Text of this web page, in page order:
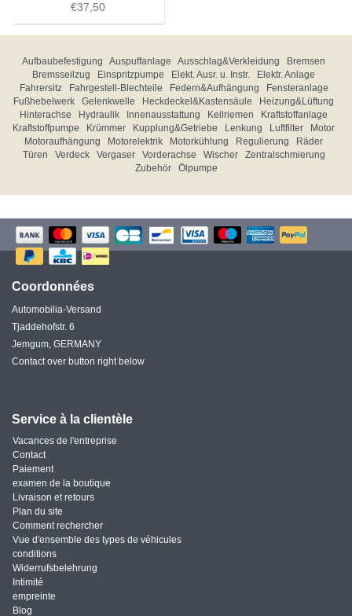
€37,50
Aufbaubefestigung Auspuffanlage Ausschlag&Verkleidung
Bremsen
Bremsseilzug
Einspritzpumpe Elekt. Ausr. u. Instr.
Elektr. Anlage
Fahrersitz
Fahrgestell-Blechteile Federn&Aufhängung
Fensteranlage
Fußhebelwerk
Gelenkwelle Heckdeckel&Kastensäule
Heizung&Lüftung
Hinterachse
Hydraulik Innenausstattung Keilriemen
Kraftstoffanlage
Kraftstoffpumpe
Krümmer Kupplung&Getriebe Lenkung Luftfilter
Motor
Motoraufhängung
Motorelektrik Motorkühlung Regulierung
Räder
Türen
Verdeck Vergaser Vorderachse Wischer
Zentralschmierung
Zubehör
Ölpumpe
Coordonnées
Automobilia-Versand
Tjaddehofstr. 6
Jemgum, GERMANY
Contact over button right below
Service à la clientèle
Vacances de l'entreprise
Contact
Paiement
examen de la boutique
Livraison et retours
Plan du site
Comment rechercher
Vue d'ensemble des types de véhicules
conditions
Widerrufsbelehrung
Intimité
empreinte
Blog